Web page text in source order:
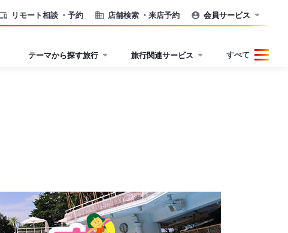
リモート相談 ・予約 店舗検索 ・来店予約 会員サービス
テーマから探す旅行 旅行関連サービス すべて